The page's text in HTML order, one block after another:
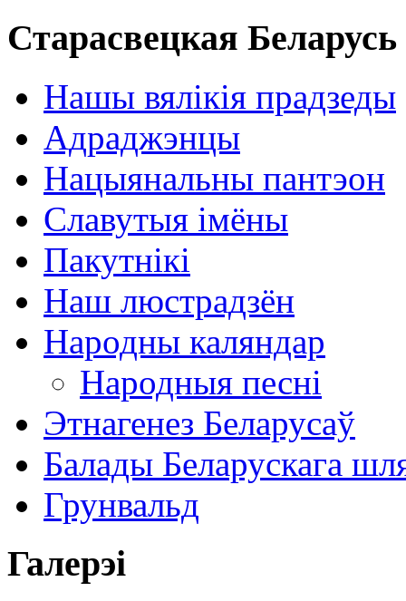
Старасвецкая Беларусь
Нашы вялікія прадзеды
Адраджэнцы
Нацыянальны пантэон
Славутыя імёны
Пакутнікі
Наш люстрадзён
Народны каляндар
Народныя песні
Этнагенез Беларусаў
Балады Беларускага
Грунвальд
Галерэі